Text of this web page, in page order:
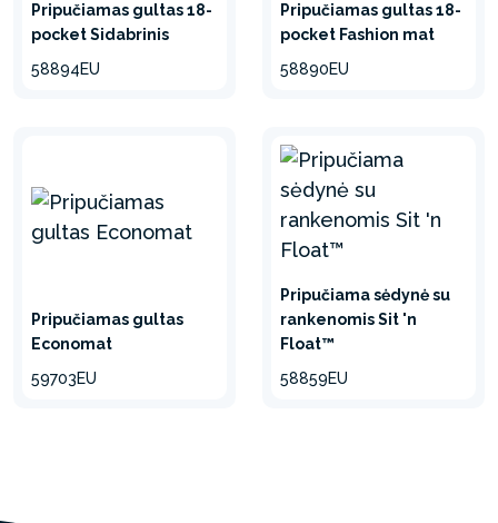
Pripučiamas gultas 18-
pocket Sidabrinis
58894EU
Pripučiamas gultas 18-
pocket Fashion mat
58890EU
Pripučiamas gultas
Economat
59703EU
Pripučiama sėdynė su
rankenomis Sit 'n
Float™
58859EU